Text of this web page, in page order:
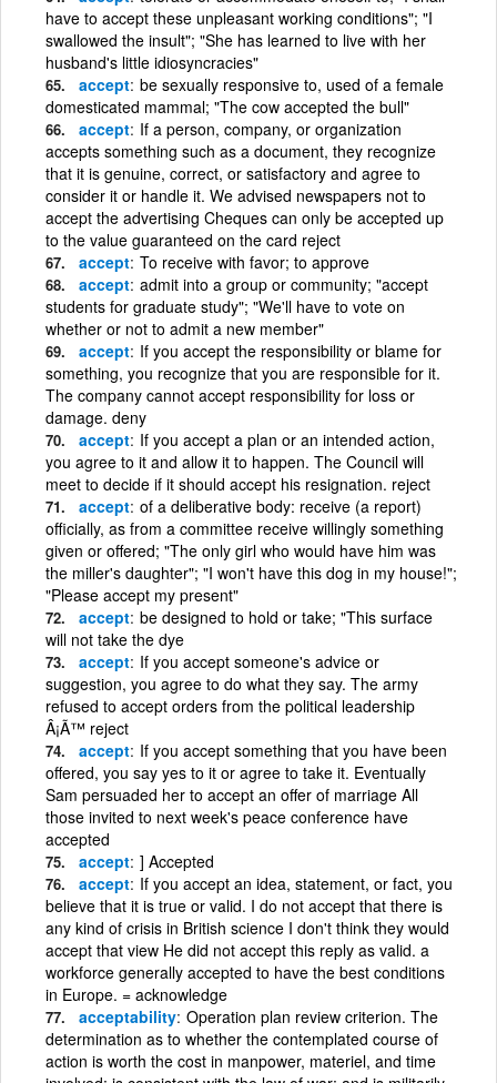
have to accept these unpleasant working conditions"; "I
swallowed the insult"; "She has learned to live with her
husband's little idiosyncracies"
accept be sexually responsive to, used of a female
domesticated mammal; "The cow accepted the bull"
accept If a person, company, or organization
accepts something such as a document, they recognize
that it is genuine, correct, or satisfactory and agree to
consider it or handle it. We advised newspapers not to
accept the advertising Cheques can only be accepted up
to the value guaranteed on the card reject
accept To receive with favor; to approve
accept admit into a group or community; "accept
students for graduate study"; "We'll have to vote on
whether or not to admit a new member"
accept If you accept the responsibility or blame for
something, you recognize that you are responsible for it.
The company cannot accept responsibility for loss or
damage. deny
accept If you accept a plan or an intended action,
you agree to it and allow it to happen. The Council will
meet to decide if it should accept his resignation. reject
accept of a deliberative body: receive (a report)
officially, as from a committee receive willingly something
given or offered; "The only girl who would have him was
the miller's daughter"; "I won't have this dog in my house!";
"Please accept my present"
accept be designed to hold or take; "This surface
will not take the dye
accept If you accept someone's advice or
suggestion, you agree to do what they say. The army
refused to accept orders from the political leadership
Â¡Ã™ reject
accept If you accept something that you have been
offered, you say yes to it or agree to take it. Eventually
Sam persuaded her to accept an offer of marriage All
those invited to next week's peace conference have
accepted
accept ] Accepted
accept If you accept an idea, statement, or fact, you
believe that it is true or valid. I do not accept that there is
any kind of crisis in British science I don't think they would
accept that view He did not accept this reply as valid. a
workforce generally accepted to have the best conditions
in Europe. = acknowledge
acceptability Operation plan review criterion. The
determination as to whether the contemplated course of
action is worth the cost in manpower, materiel, and time